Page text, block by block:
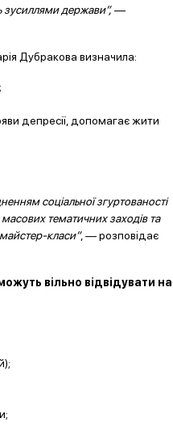
зусиллями держави”,—
Дубракова визначила:
депресії, допомагає жити
соціальної згуртованості
тематичних заходів та
майстер-класи”, — розповідає
вільно відвідувати на